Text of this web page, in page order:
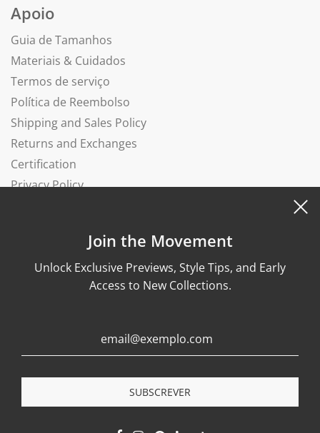
Apoio
Guia de Tamanhos
Materiais & Cuidados
Termos de serviço
Política de Reembolso
Shipping and Sales Policy
Returns and Exchanges
Certification
Privacy Policy
© 2026, Wonther
Join the Movement
Unlock Exclusive Previews, Style Tips, and Early
Access to New Collections.